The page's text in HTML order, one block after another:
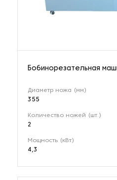
Бобинорезательная
Диаметр ножа (мм)
355
Количество ножей (шт.)
2
Мощность (кВт)
4,3